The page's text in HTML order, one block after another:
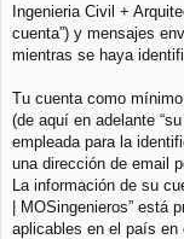
Ingenieria Civil +
cuenta”) y mensajes
mientras se haya
Tu cuenta como
(de aquí en adelante
empleada para la
una dirección de email
La información de su
| MOSingenieros” está
aplicables en el país en